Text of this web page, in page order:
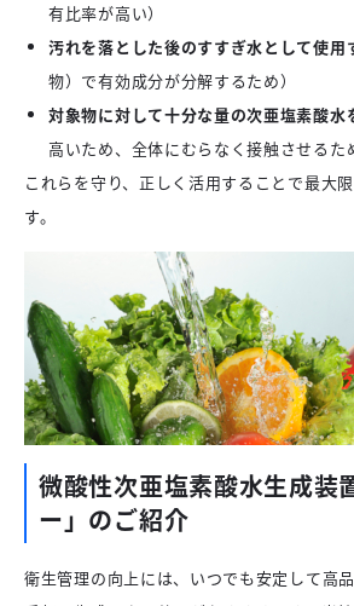
有比率が高い）
汚れを落とした後のすすぎ水として使用
物）で有効成分が分解するため）
対象物に対して十分な量の次亜塩素酸水
高いため、全体にむらなく接触させるた
これらを守り、正しく活用することで最大
す。
微酸性次亜塩素酸水生成装
ー」のご紹介
衛生管理の向上には、いつでも安定して高